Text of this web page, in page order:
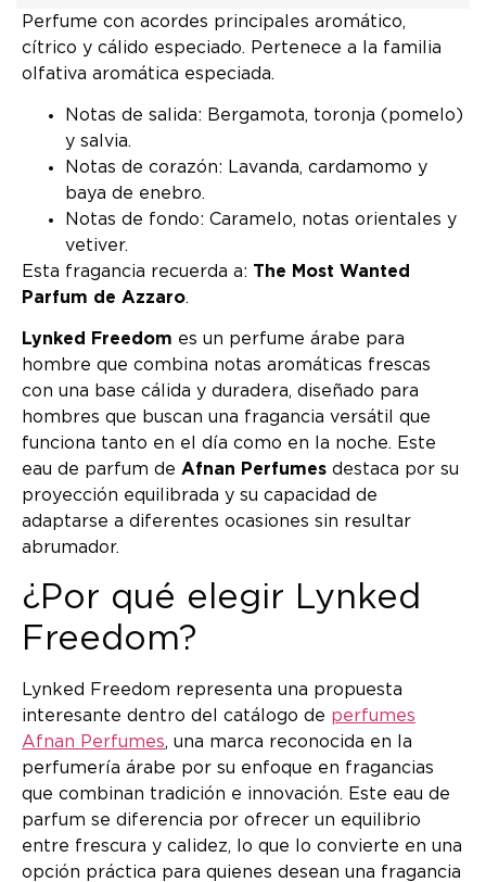
Perfume con acordes principales aromático,
cítrico y cálido especiado. Pertenece a la familia
olfativa aromática especiada.
Notas de salida: Bergamota, toronja (pomelo)
y salvia.
Notas de corazón: Lavanda, cardamomo y
baya de enebro.
Notas de fondo: Caramelo, notas orientales y
vetiver.
Esta fragancia recuerda a: The Most Wanted
Parfum de Azzaro.
Lynked Freedom es un perfume árabe para
hombre que combina notas aromáticas frescas
con una base cálida y duradera, diseñado para
hombres que buscan una fragancia versátil que
funciona tanto en el día como en la noche. Este
eau de parfum de Afnan Perfumes destaca por su
proyección equilibrada y su capacidad de
adaptarse a diferentes ocasiones sin resultar
abrumador.
¿Por qué elegir Lynked
Freedom?
Lynked Freedom representa una propuesta
interesante dentro del catálogo de perfumes
Afnan Perfumes, una marca reconocida en la
perfumería árabe por su enfoque en fragancias
que combinan tradición e innovación. Este eau de
parfum se diferencia por ofrecer un equilibrio
entre frescura y calidez, lo que lo convierte en una
opción práctica para quienes desean una fragancia